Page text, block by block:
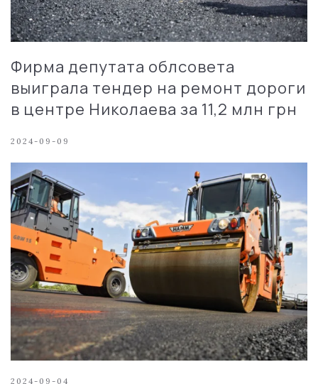
Фирма депутата облсовета
выиграла тендер на ремонт дороги
в центре Николаева за 11,2 млн грн
2024-09-09
2024-09-04